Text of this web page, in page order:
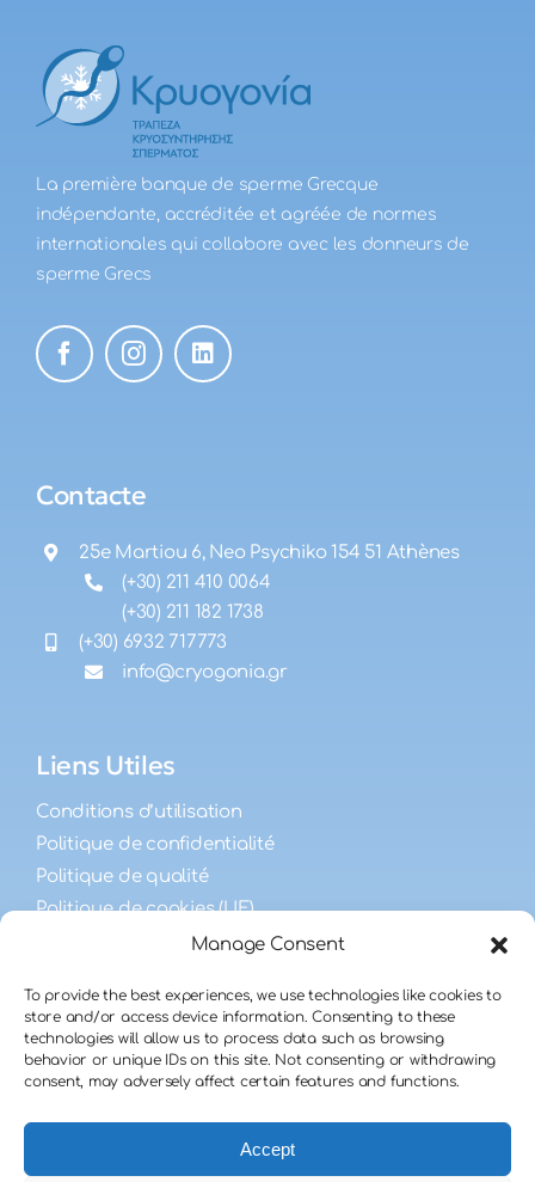
Manage Consent
To provide the best experiences, we use technologies like cookies to
store and/or access device information. Consenting to these
technologies will allow us to process data such as browsing
behavior or unique IDs on this site. Not consenting or withdrawing
consent, may adversely affect certain features and functions.
Accept
La première banque de sperme Grecque
indépendante, accréditée et agréée de normes
internationales qui collabore avec les donneurs de
sperme Grecs
Contacte
25e Martiou 6, Neo Psychiko 154 51 Athènes
(+30) 211 410 0064
(+30) 211 182 1738
(+30) 6932 717773
info@cryogonia.gr
Liens Utiles
Conditions d’utilisation
Politique de confidentialité
Politique de qualité
Politique de cookies (UE)
FAQ
FAQ sur la fécondité masculine
FAQ des receveurs